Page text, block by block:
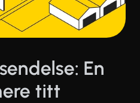
En
titt